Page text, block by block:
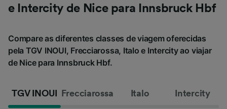
e Intercity de Nice para Innsbruck Hbf
Compare as diferentes classes de viagem oferecidas
pela TGV INOUI, Frecciarossa, Italo e Intercity ao viajar
de Nice para Innsbruck Hbf.
TGV INOUI Frecciarossa Italo Intercity